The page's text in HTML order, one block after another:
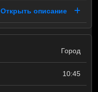
Открыть описание
Город
10:45